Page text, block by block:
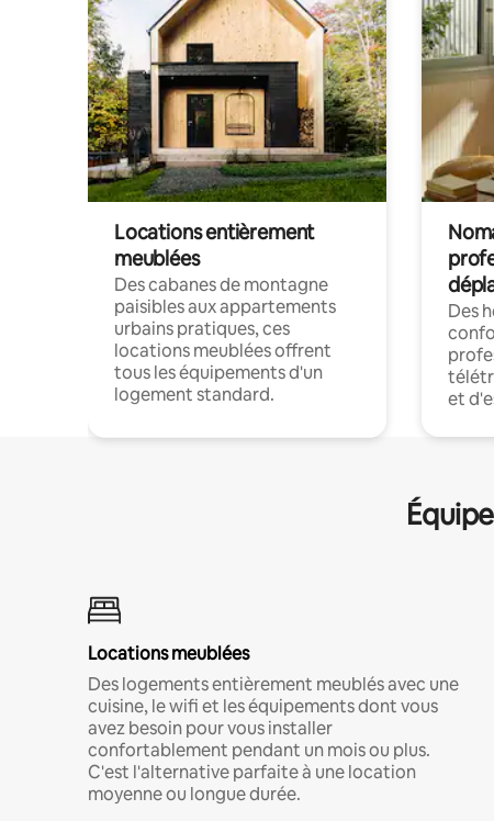
Locations entièrement
meublées
Des cabanes de montagne
paisibles aux appartements
urbains pratiques, ces
locations meublées offrent
tous les équipements d'un
logement standard.
Des
et
Locations meublées
Des logements entièrement meublés avec une
cuisine, le wifi et les équipements dont vous
avez besoin pour vous installer
confortablement pendant un mois ou plus.
C'est l'alternative parfaite à une location
moyenne ou longue durée.